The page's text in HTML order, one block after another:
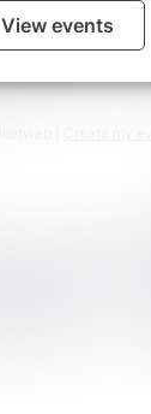
View events